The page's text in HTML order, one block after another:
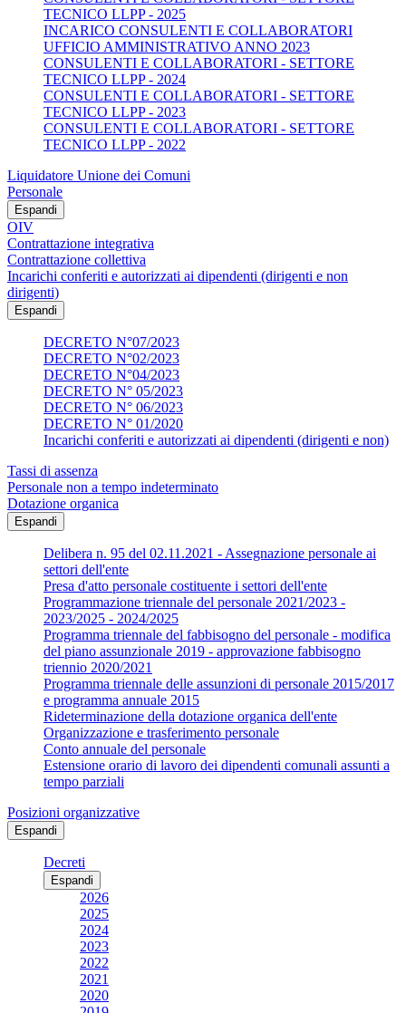
TECNICO LLPP - 2025
INCARICO CONSULENTI E COLLABORATORI
UFFICIO AMMINISTRATIVO ANNO 2023
CONSULENTI E COLLABORATORI - SETTORE
TECNICO LLPP - 2024
CONSULENTI E COLLABORATORI - SETTORE
TECNICO LLPP - 2023
CONSULENTI E COLLABORATORI - SETTORE
TECNICO LLPP - 2022
Liquidatore Unione dei Comuni
Personale
Espandi
OIV
Contrattazione integrativa
Contrattazione collettiva
Incarichi conferiti e autorizzati ai dipendenti (dirigenti e non
dirigenti)
Espandi
DECRETO N°07/2023
DECRETO N°02/2023
DECRETO N°04/2023
DECRETO N° 05/2023
DECRETO N° 06/2023
DECRETO N° 01/2020
Incarichi conferiti e autorizzati ai dipendenti (dirigenti e non)
Tassi di assenza
Personale non a tempo indeterminato
Dotazione organica
Espandi
Delibera n. 95 del 02.11.2021 - Assegnazione personale ai
settori dell'ente
Presa d'atto personale costituente i settori dell'ente
Programmazione triennale del personale 2021/2023 -
2023/2025 - 2024/2025
Programma triennale del fabbisogno del personale - modifica
del piano assunzionale 2019 - approvazione fabbisogno
triennio 2020/2021
Programma triennale delle assunzioni di personale 2015/2017
e programma annuale 2015
Rideterminazione della dotazione organica dell'ente
Organizzazione e trasferimento personale
Conto annuale del personale
Estensione orario di lavoro dei dipendenti comunali assunti a
tempo parziali
Posizioni organizzative
Espandi
Decreti
Espandi
2026
2025
2024
2023
2022
2021
2020